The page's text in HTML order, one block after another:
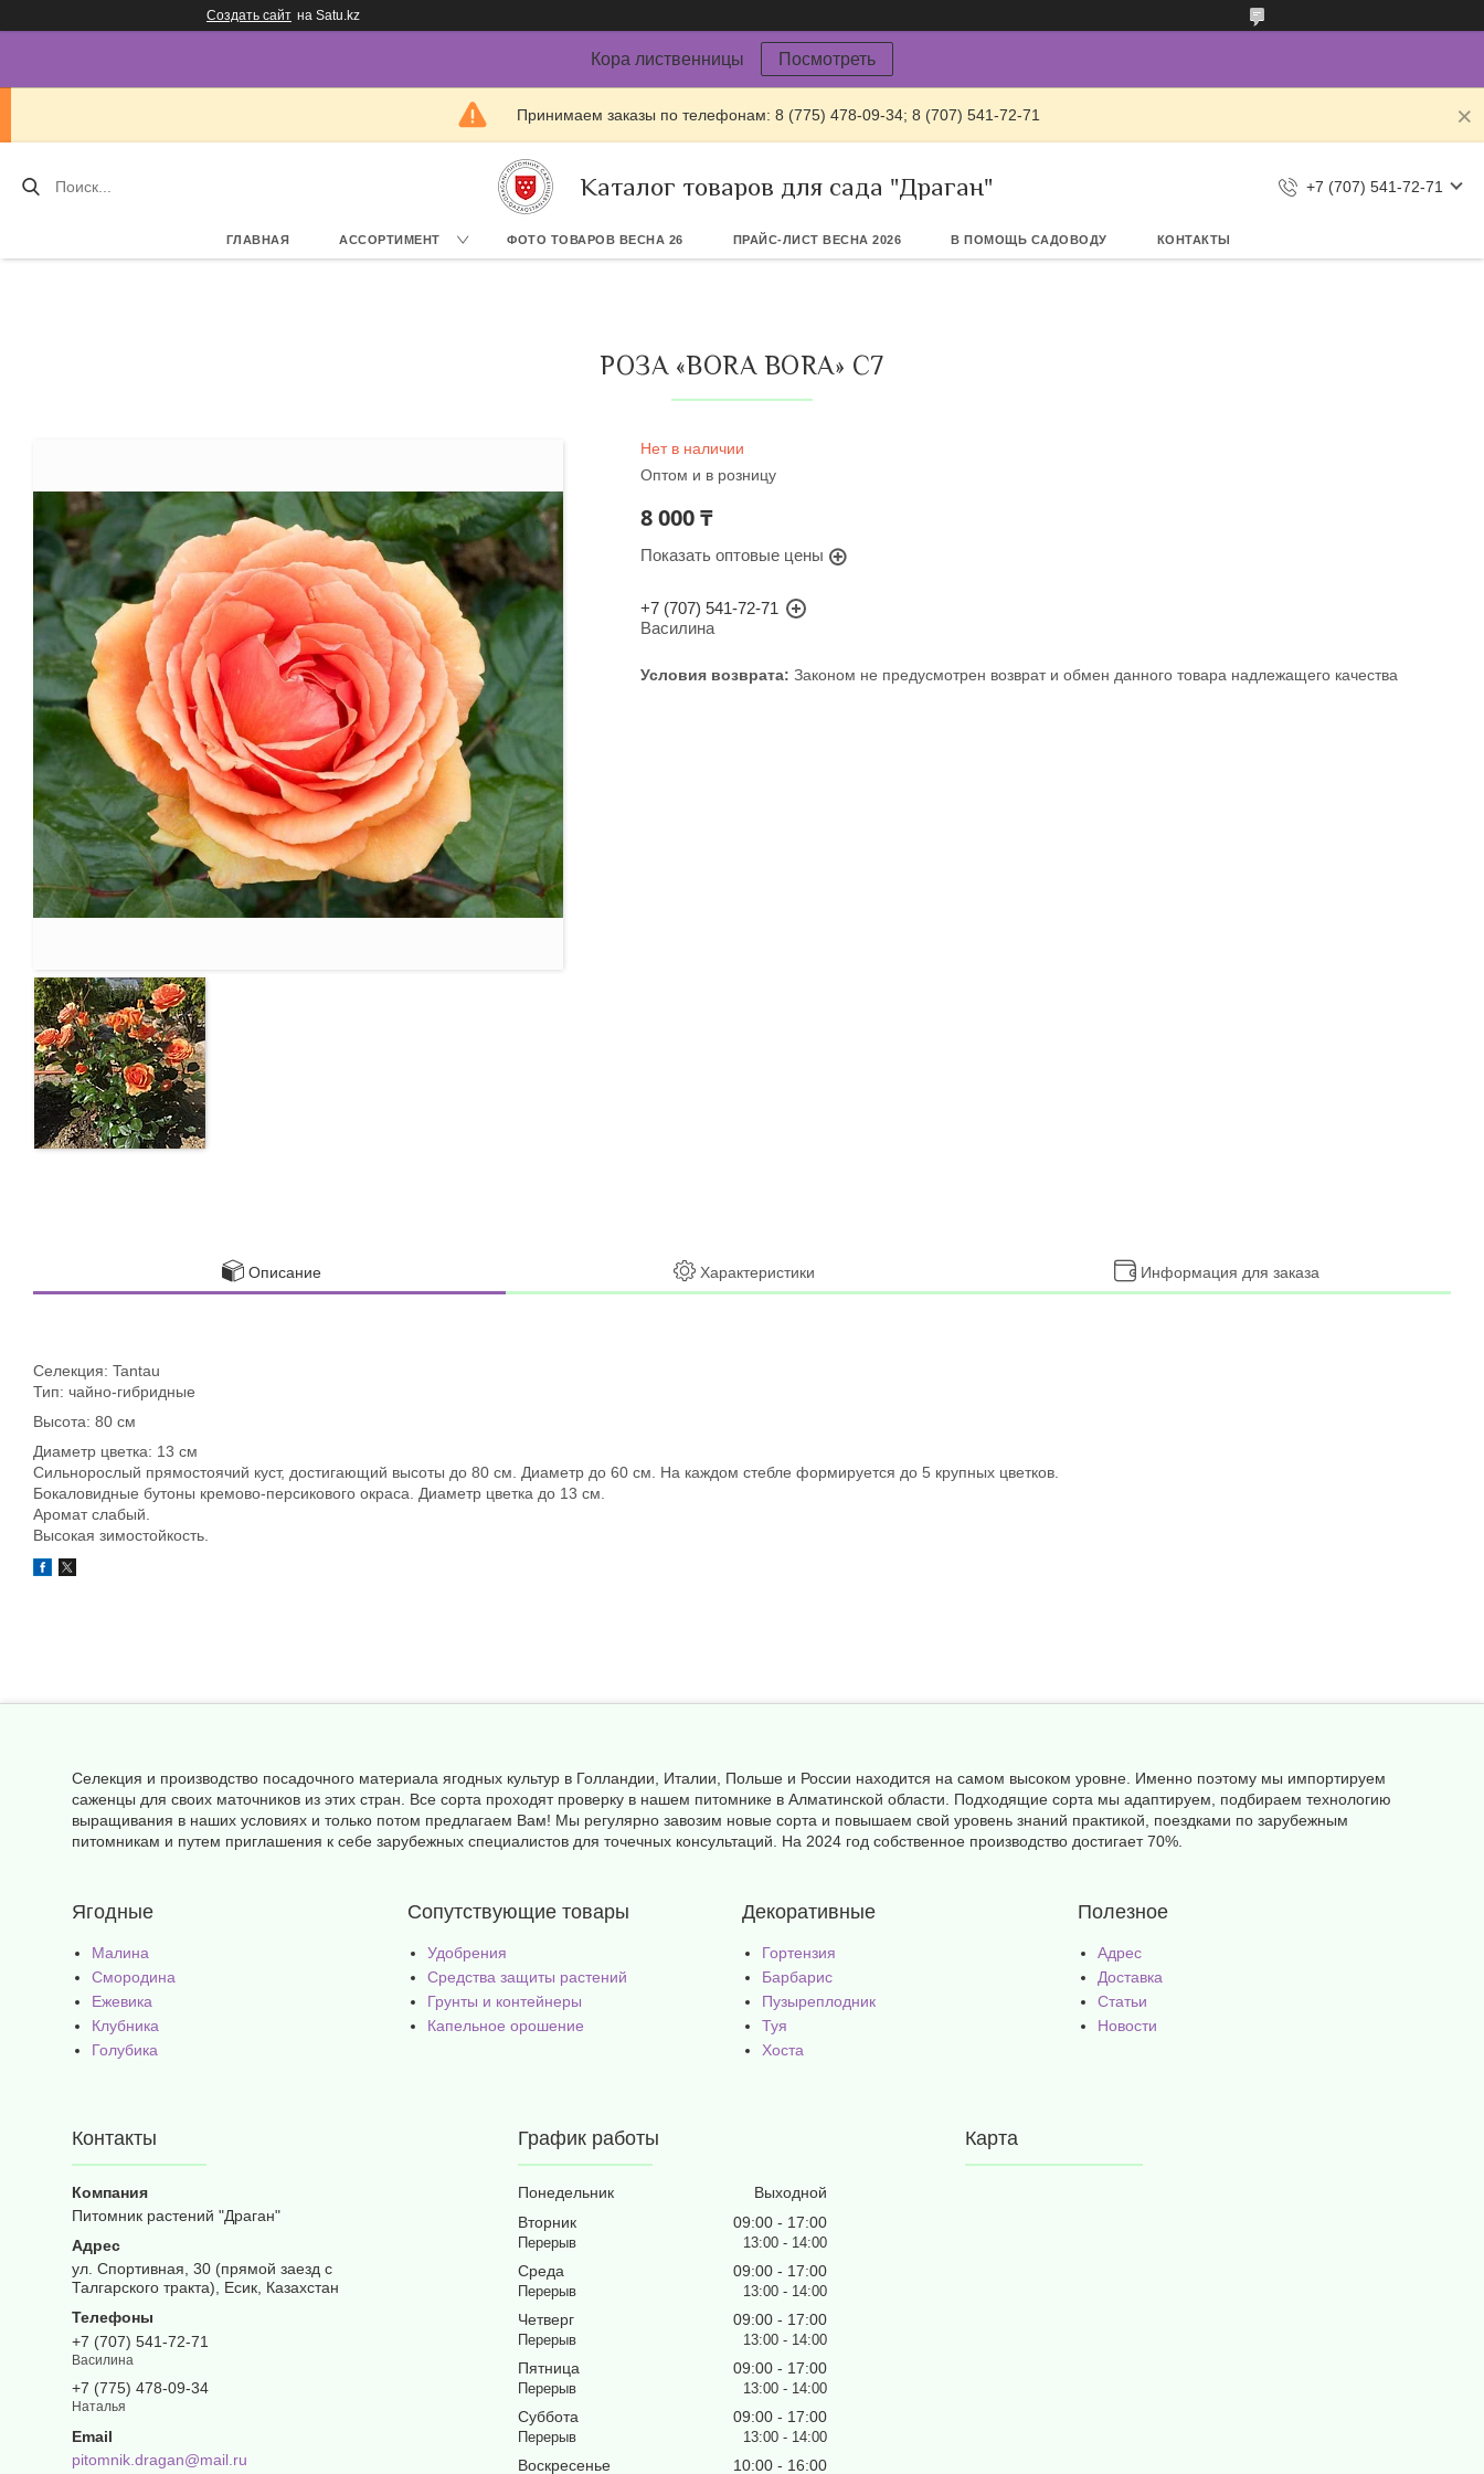
Создать сайт на Satu.kz
Кора лиственницы Посмотреть
Принимаем заказы по телефонам: 8 (775) 478-09-34; 8 (707) 541-72-71
Каталог товаров для сада "Драган" +7 (707) 541-72-71
ГЛАВНАЯ АССОРТИМЕНТ ФОТО ТОВАРОВ ВЕСНА 26 ПРАЙС-ЛИСТ ВЕСНА 2026 В ПОМОЩЬ САДОВОДУ КОНТАКТЫ
РОЗА «BORA BORA» С7
Нет в наличии
Оптом и в розницу
8 000 ₸
Показать оптовые цены
+7 (707) 541-72-71
Василина
Законом не предусмотрен возврат и обмен данного товара надлежащего качества
Описание Характеристики Информация для заказа
Селекция: Tantau
Тип: чайно-гибридные
Высота: 80 см
Диаметр цветка: 13 см
Сильнорослый прямостоячий куст, достигающий высоты до 80 см. Диаметр до 60 см. На каждом стебле формируется до 5 крупных цветков.
Бокаловидные бутоны кремово-персикового окраса. Диаметр цветка до 13 см.
Аромат слабый.
Высокая зимостойкость.
Селекция и производство посадочного материала ягодных культур в Голландии, Италии, Польше и России находится на самом высоком уровне. Именно поэтому мы импортируем
саженцы для своих маточников из этих стран. Все сорта проходят проверку в нашем питомнике в Алматинской области. Подходящие сорта мы адаптируем, подбираем технологию
выращивания в наших условиях и только потом предлагаем Вам! Мы регулярно завозим новые сорта и повышаем свой уровень знаний практикой, поездками по зарубежным
питомникам и путем приглашения к себе зарубежных специалистов для точечных консультаций. На 2024 год собственное производство достигает 70%.
Ягодные
Малина
Смородина
Ежевика
Клубника
Голубика
Сопутствующие товары
Удобрения
Средства защиты растений
Грунты и контейнеры
Капельное орошение
Декоративные
Гортензия
Барбарис
Пузыреплодник
Туя
Хоста
Полезное
Адрес
Доставка
Статьи
Новости
Контакты
Питомник растений "Драган"
ул. Спортивная, 30 (прямой заезд с
Талгарского тракта), Есик, Казахстан
+7 (707) 541-72-71
Василина
+7 (775) 478-09-34
Наталья
pitomnik.dragan@mail.ru
График работы
Понедельник
Выходной
Вторник
09:00 17:00
13:00 14:00
Среда 09:00 17:00
13:00 14:00
Четверг 09:00 17:00
13:00 14:00
Пятница 09:00 17:00
13:00 14:00
Суббота 09:00 17:00
13:00 14:00
Воскресенье 10:00 16:00
Карта